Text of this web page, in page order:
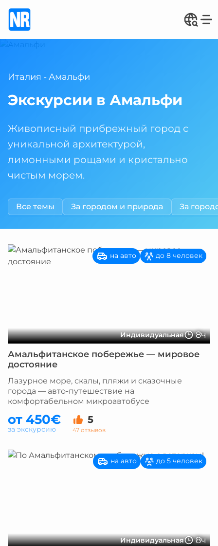
Италия - Амальфи
Экскурсии в Амальфи
Живописный прибрежный город с
уникальной архитектурой,
лимонными рощами и кристально
чистым морем.
Все темы За городом и природа За
Индивидуальная 8ч
на авто до 8 человек
Амальфитанское побережье — мировое
достояние
Лазурное море, скалы, пляжи и сказочные
города — авто-путешествие на
комфортабельном микроавтобусе
от 450€ 5
47 отзывов
за экскурсию
Индивидуальная 8ч
на авто до 5 человек